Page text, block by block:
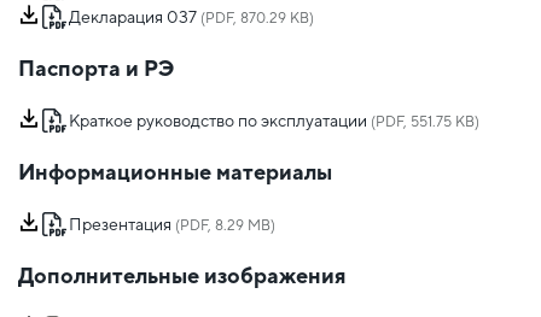
Декларация 037 (PDF, 870.29 KB)
Паспорта и РЭ
Краткое руководство по эксплуатации (PDF, 551.75 KB)
Информационные материалы
Презентация (PDF, 8.29 MB)
Дополнительные изображения